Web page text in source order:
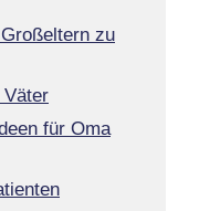
zu
Väter
für Oma